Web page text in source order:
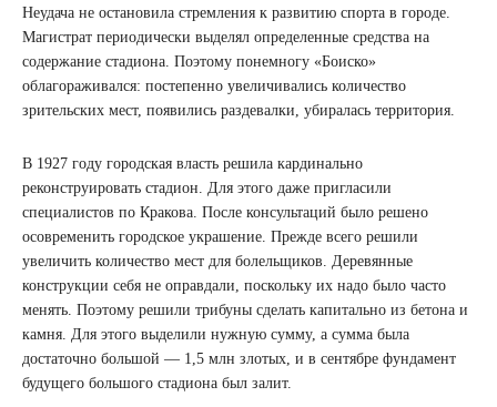
Неудача не остановила стремления к развитию спорта в городе.
Магистрат периодически выделял определенные средства на
содержание стадиона. Поэтому понемногу «Боиско»
облагораживался: постепенно увеличивались количество
зрительских мест, появились раздевалки, убиралась территория.
В 1927 году городская власть решила кардинально
реконструировать стадион. Для этого даже пригласили
специалистов по Кракова. После консультаций было решено
осовременить городское украшение. Прежде всего решили
увеличить количество мест для болельщиков. Деревянные
конструкции себя не оправдали, поскольку их надо было часто
менять. Поэтому решили трибуны сделать капитально из бетона и
камня. Для этого выделили нужную сумму, а сумма была
достаточно большой — 1,5 млн злотых, и в сентябре фундамент
будущего большого стадиона был залит.